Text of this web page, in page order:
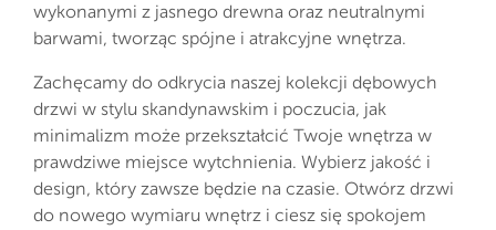
wykonanymi z jasnego drewna oraz neutralnymi
barwami, tworząc spójne i atrakcyjne wnętrza.
Zachęcamy do odkrycia naszej kolekcji dębowych
drzwi w stylu skandynawskim i poczucia, jak
minimalizm może przekształcić Twoje wnętrza w
prawdziwe miejsce wytchnienia. Wybierz jakość i
design, który zawsze będzie na czasie. Otwórz drzwi
do nowego wymiaru wnętrz i ciesz się spokojem